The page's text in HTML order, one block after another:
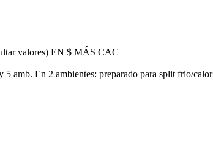
valores) EN $ MÁS CAC
amb. En 2 ambientes: preparado para split frio/calor